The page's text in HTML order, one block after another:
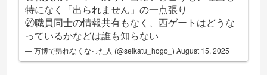
特になく「出られません」の一点張り
㉔職員同士の情報共有もなく、西ゲートはどうな
っているかなどは誰も知らない
— 万博で帰れなくなった人 (@seikatu_hogo_)August 15, 2025